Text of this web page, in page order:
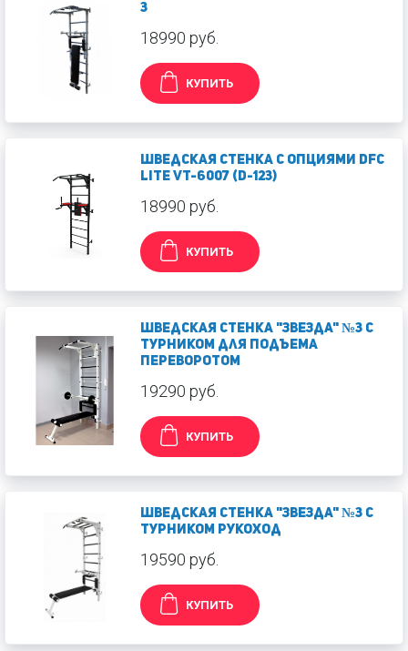
3
18990 руб.
КУПИТЬ
Шведская стенка с опциями DFC
Lite VT-6007 (D-123)
18990 руб.
КУПИТЬ
Шведская стенка "Звезда" №3 с
турником для Подъема
Переворотом
19290 руб.
КУПИТЬ
Шведская стенка "Звезда" №3 с
турником Рукоход
19590 руб.
КУПИТЬ